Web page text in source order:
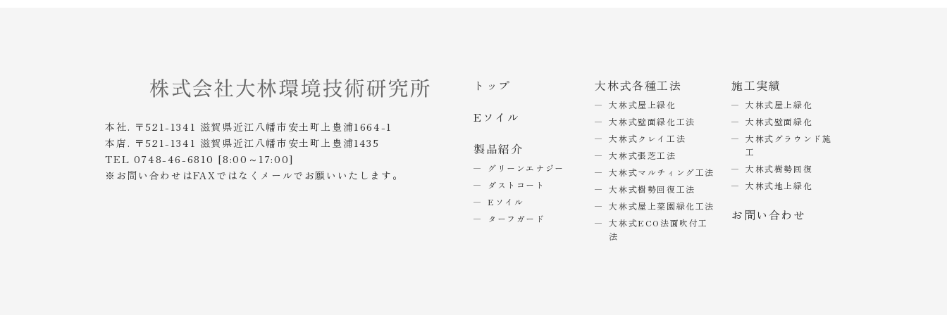
本社. 〒521-1341 滋賀県近江八幡市安土町上豊浦1664-1
本店. 〒521-1341 滋賀県近江八幡市安土町上豊浦1435
TEL 0748-46-6810 [8:00～17:00]
※お問い合わせはFAXではなくメールでお願いいたします。
トップ
Eソイル
製品紹介
グリーンエナジー
ダストコート
Eソイル
ターフガード
大林式各種工法
大林式屋上緑化
大林式壁面緑化工法
大林式クレイ工法
大林式張芝工法
大林式マルチィング工法
大林式樹勢回復工法
大林式屋上菜園緑化工法
大林式ECO法面吹付工
法
施工実績
大林式屋上緑化
大林式壁面緑化
大林式グラウンド施
工
大林式樹勢回復
大林式地上緑化
お問い合わせ